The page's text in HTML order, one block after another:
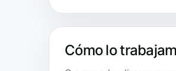
Cómo lo